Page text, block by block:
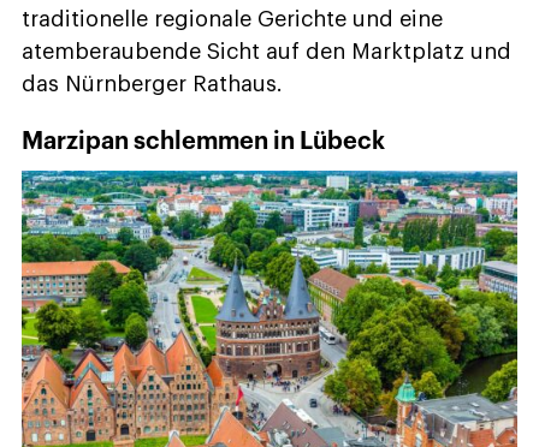
traditionelle regionale Gerichte und eine
atemberaubende Sicht auf den Marktplatz und
das Nürnberger Rathaus.
Marzipan schlemmen in Lübeck